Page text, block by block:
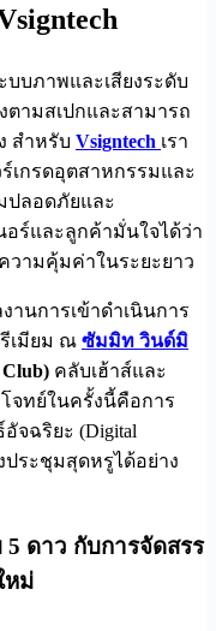
บภาพและเสียงระดับ
ตามสเปกและสามารถ
สำหรับ Vsigntech เรา
เกรดอุตสาหกรรมและ
ปลอดภัยและ
ร์และลูกค้ามั่นใจได้ว่า
วามคุ้มค่าในระยะยาว
านการเข้าดำเนินการ
เมียม ณ ซัมมิท วินด์มิ
คลับเฮ้าส์และ
จทย์ในครั้งนี้คือการ
จฉริยะ (Digital
ประชุมสุดหรูได้อย่าง
ดาว กับการจัดสรร
หม่